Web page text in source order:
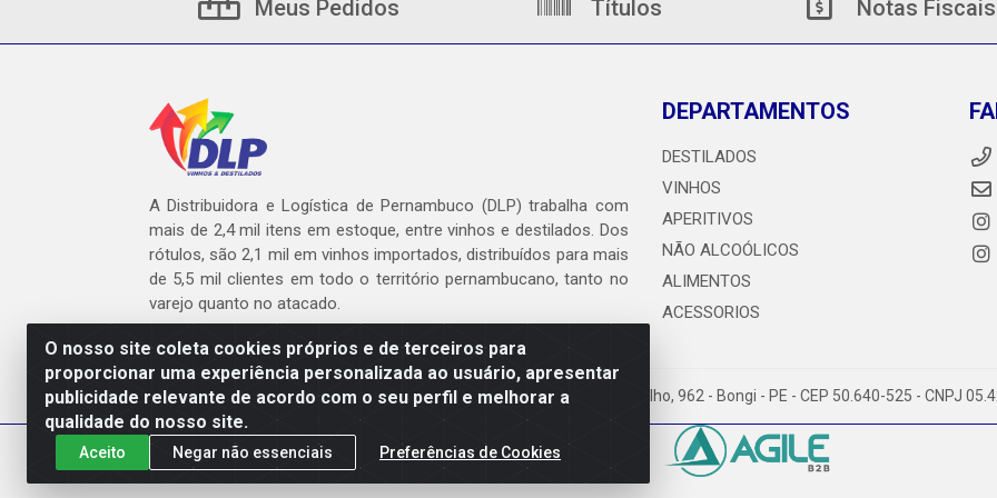
O nosso site coleta cookies próprios e de terceiros para
proporcionar uma experiência personalizada ao usuário, apresentar
publicidade relevante de acordo com o seu perfil e melhorar a
qualidade do nosso site.
Aceito Negar não essenciais Preferências de Cookies
Meus Pedidos Títulos Notas Fiscais
A Distribuidora e Logística de Pernambuco (DLP) trabalha com
mais de 2,4 mil itens em estoque, entre vinhos e destilados. Dos
rótulos, são 2,1 mil em vinhos importados, distribuídos para mais
de 5,5 mil clientes em todo o território pernambucano, tanto no
varejo quanto no atacado.
DEPARTAMENTOS
DESTILADOS
VINHOS
APERITIVOS
NÃO ALCOÓLICOS
ALIMENTOS
ACESSORIOS
DLP - AV. Engenheiro Abdias de Carvalho, 962 - Bongi - PE - CEP 50.640-525 - CNPJ